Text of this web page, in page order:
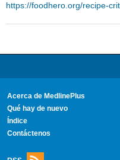
https://foodhero.org/recipe-
Acerca de MedlinePlus
Qué hay de nuevo
Índice
Contáctenos